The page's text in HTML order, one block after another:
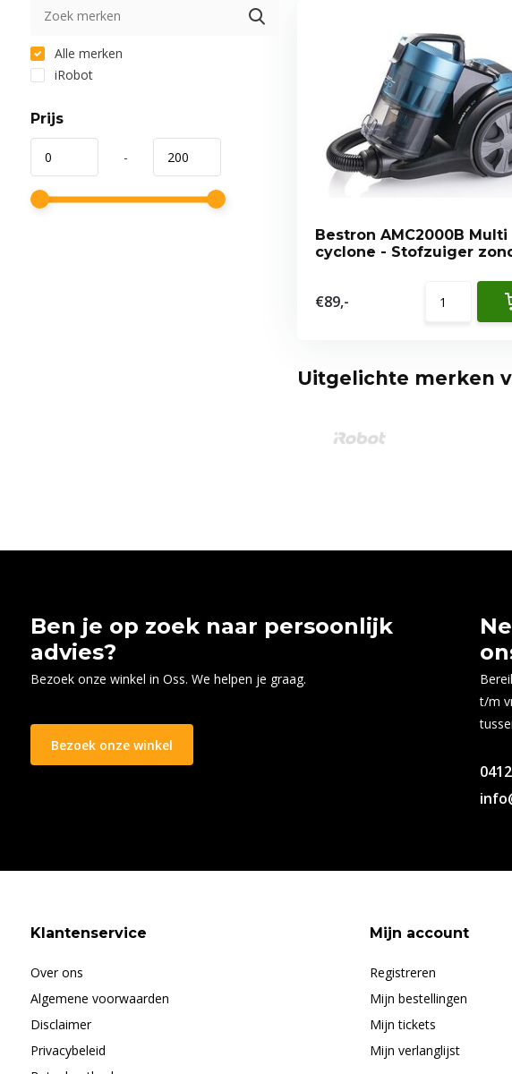
Alle merken
iRobot
Prijs
-
Bestron AMC2000B Multi
cyclone - Stofzuiger
€89,-
Uitgelichte merken
Ben je op zoek naar persoonlijk
advies?
Bezoek onze winkel in Oss. We helpen je graag.
Bezoek onze winkel
t/m
Klantenservice
Over ons
Algemene voorwaarden
Disclaimer
Privacybeleid
Mijn account
Registreren
Mijn bestellingen
Mijn tickets
Mijn verlanglijst